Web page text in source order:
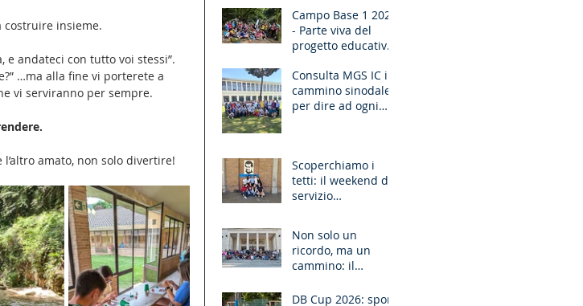
costruire insieme.
andateci con tutto voi stessi”.
…ma alla fine vi porterete a
vi serviranno per sempre.
amato, non solo divertire!
Campo Base 1 2026
- Parte viva del
progetto educativo
Consulta MGS IC in
cammino sinodale
per dire ad ogni
Scoperchiamo i
tetti: il weekend di
servizio
Non solo un
ricordo, ma un
cammino: il
unisce le
DB Cup 2026: sport